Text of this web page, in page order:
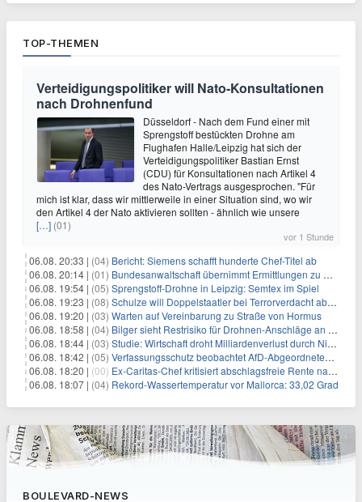
TOP-THEMEN
Verteidigungspolitiker will Nato-Konsultationen
nach Drohnenfund
Düsseldorf - Nach dem Fund einer mit
Sprengstoff bestückten Drohne am
Flughafen Halle/Leipzig hat sich der
Verteidigungspolitiker Bastian Ernst
(CDU) für Konsultationen nach Artikel 4
des Nato-Vertrags ausgesprochen. "Für
mich ist klar, dass wir mittlerweile in einer Situation sind, wo wir
den Artikel 4 der Nato aktivieren sollten - ähnlich wie unsere
[…] (01)
vor 1 Stunde
06.08. 20:33 | (04) Bericht: Siemens schafft hunderte Chef-Titel ab
06.08. 20:14 | (01) Bundesanwaltschaft übernimmt Ermittlungen zu Drohnenvorfall
06.08. 19:54 | (05) Sprengstoff-Drohne in Leipzig: Semtex im Spiel
06.08. 19:23 | (08) Schulze will Doppelstaatler bei Terrorverdacht abschieben
06.08. 19:20 | (03) Warten auf Vereinbarung zu Straße von Hormus
06.08. 18:58 | (04) Bilger sieht Restrisiko für Drohnen-Anschläge an Flughäfen
06.08. 18:44 | (03) Studie: Wirtschaft droht Milliardenverlust durch Niedrigwasser
06.08. 18:42 | (05) Verfassungsschutz beobachtet AfD-Abgeordneten Nolte
06.08. 18:20 | (00) Ex-Caritas-Chef kritisiert abschlagsfreie Rente nach 45 Jahren
06.08. 18:07 | (04) Rekord-Wassertemperatur vor Mallorca: 33,02 Grad
BOULEVARD-NEWS